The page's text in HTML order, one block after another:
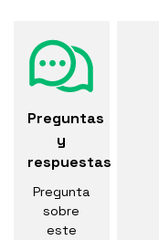
Preguntas
y
respuestas
Pregunta
sobre
este